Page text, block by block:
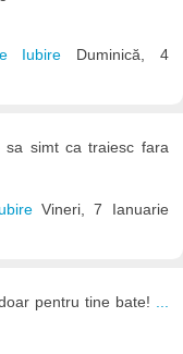
Iubire
Duminică, 4
simt ca traiesc fara
Vineri, 7 Ianuarie
pentru tine bate!